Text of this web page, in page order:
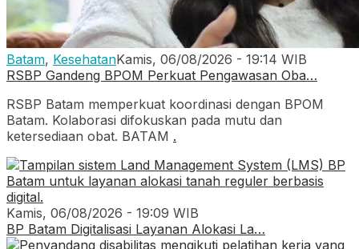
Batam, KesehatanKamis, 06/08/2026 - 19:14 WIB
RSBP Gandeng BPOM Perkuat Pengawasan Oba…
RSBP Batam memperkuat koordinasi dengan BPOM
Batam. Kolaborasi difokuskan pada mutu dan
ketersediaan obat. BATAM .
Kamis, 06/08/2026 - 19:09 WIB
BP Batam Digitalisasi Layanan Alokasi La…